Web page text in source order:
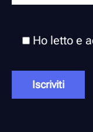
Ho letto e